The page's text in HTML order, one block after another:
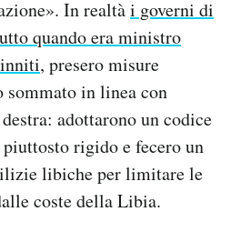
In realtài governi di
quando era ministro
, presero misure
in linea con
adottarono un codice
rigido e fecero un
libiche per limitare le
coste della Libia.